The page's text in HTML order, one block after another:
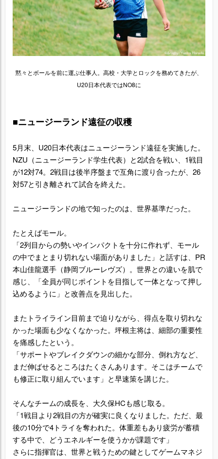
黙々とボールを前に運ぶ仕事人。高校・大学とロックを務めてきたが、
U20日本代表ではNO8に
■ニュージーランド遠征の収穫
5月末、U20日本代表はニュージーランド遠征を実施した。
NZU（ニュージーランド学生代表）と2試合を戦い、1戦目
が12対74。2戦目は後半序盤まで互角に渡り合ったが、26
対57と引き離されて試合を終えた。
ニュージーランドの地で知ったのは、世界基準だった。
たとえばモール。
「2列目からの勢いやインパクトを十分に作れず、モール
の中でまとまり切れない場面がありました」と話すは、PR
本山佳龍選手（静岡ブルーレヴズ）。世界との違いを肌で
感じ、「全員が同じポイントを目指して一体となって押し
込めるように」と改善点を見出した。
またトライライン目前まで迫りながら、得点を取り切れな
かった場面も少なくなかった。坪根主将は、細部の重要性
を痛感したという。
「サポートやブレイクダウンの細かな部分、倒れ方など、
まだ伸ばせるところはたくさんあります。そこはチームで
も修正に取り組んでいます」と早速策を講じた。
そんなチームの成長を、大久保HCも感じ取る。
「1戦目より2戦目の方が確実に良くなりました。ただ、最
後の10分で4トライを奪われた。体重差もあり疲労が蓄積
する中で、どうエネルギーを使うかが課題です」
さらに指揮官は、世界と戦うための鍵としてゲームマネジ